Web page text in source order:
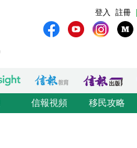
註冊
登入
信報視頻 移民攻略